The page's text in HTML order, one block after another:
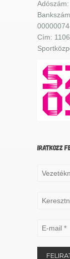
Cím:
IRATKOZZ